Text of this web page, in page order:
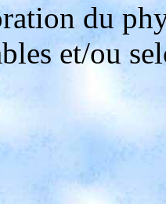
du
et/ou